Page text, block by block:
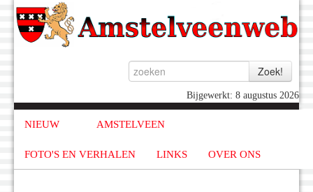
Bijgewerkt: 8 augustus 2026
NIEUW AMSTELVEEN
FOTO'S EN VERHALEN LINKS OVER ONS